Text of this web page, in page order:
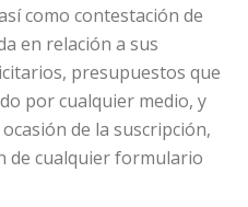
como contestación de
en relación a sus
presupuestos que
por cualquier medio, y
de la suscripción,
de cualquier formulario